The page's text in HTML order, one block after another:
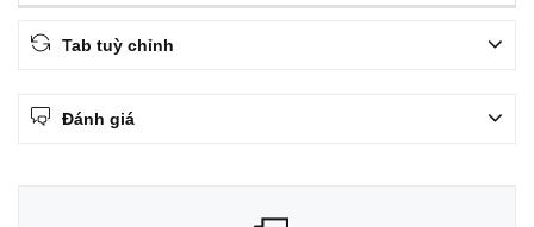
Tab tuỳ chỉnh
Đánh giá